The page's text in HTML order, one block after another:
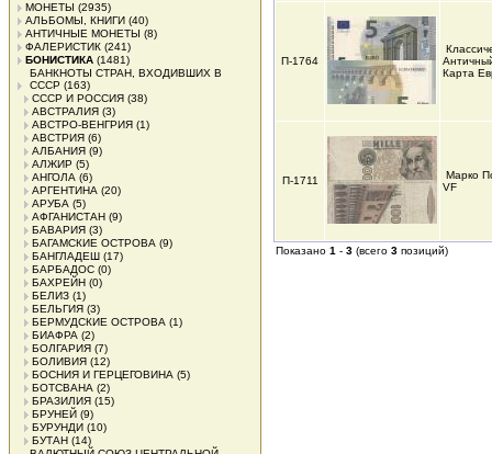
МОНЕТЫ (2935)
АЛЬБОМЫ, КНИГИ (40)
АНТИЧНЫЕ МОНЕТЫ (8)
ФАЛЕРИСТИК (241)
БОНИСТИКА (1481)
БАНКНОТЫ СТРАН, ВХОДИВШИХ В
СССР (163)
СССР И РОССИЯ (38)
АВСТРАЛИЯ (3)
АВСТРО-ВЕНГРИЯ (1)
АВСТРИЯ (6)
АЛБАНИЯ (9)
АЛЖИР (5)
АНГОЛА (6)
АРГЕНТИНА (20)
АРУБА (5)
АФГАНИСТАН (9)
БАВАРИЯ (3)
БАГАМСКИЕ ОСТРОВА (9)
БАНГЛАДЕШ (17)
БАРБАДОС (0)
БАХРЕЙН (0)
БЕЛИЗ (1)
БЕЛЬГИЯ (3)
БЕРМУДСКИЕ ОСТРОВА (1)
БИАФРА (2)
БОЛГАРИЯ (7)
БОЛИВИЯ (12)
БОСНИЯ И ГЕРЦЕГОВИНА (5)
БОТСВАНА (2)
БРАЗИЛИЯ (15)
БРУНЕЙ (9)
БУРУНДИ (10)
БУТАН (14)
П-1764
Карта
П-1711
Марко
VF
Показано 1 - 3 (всего 3 позиций)